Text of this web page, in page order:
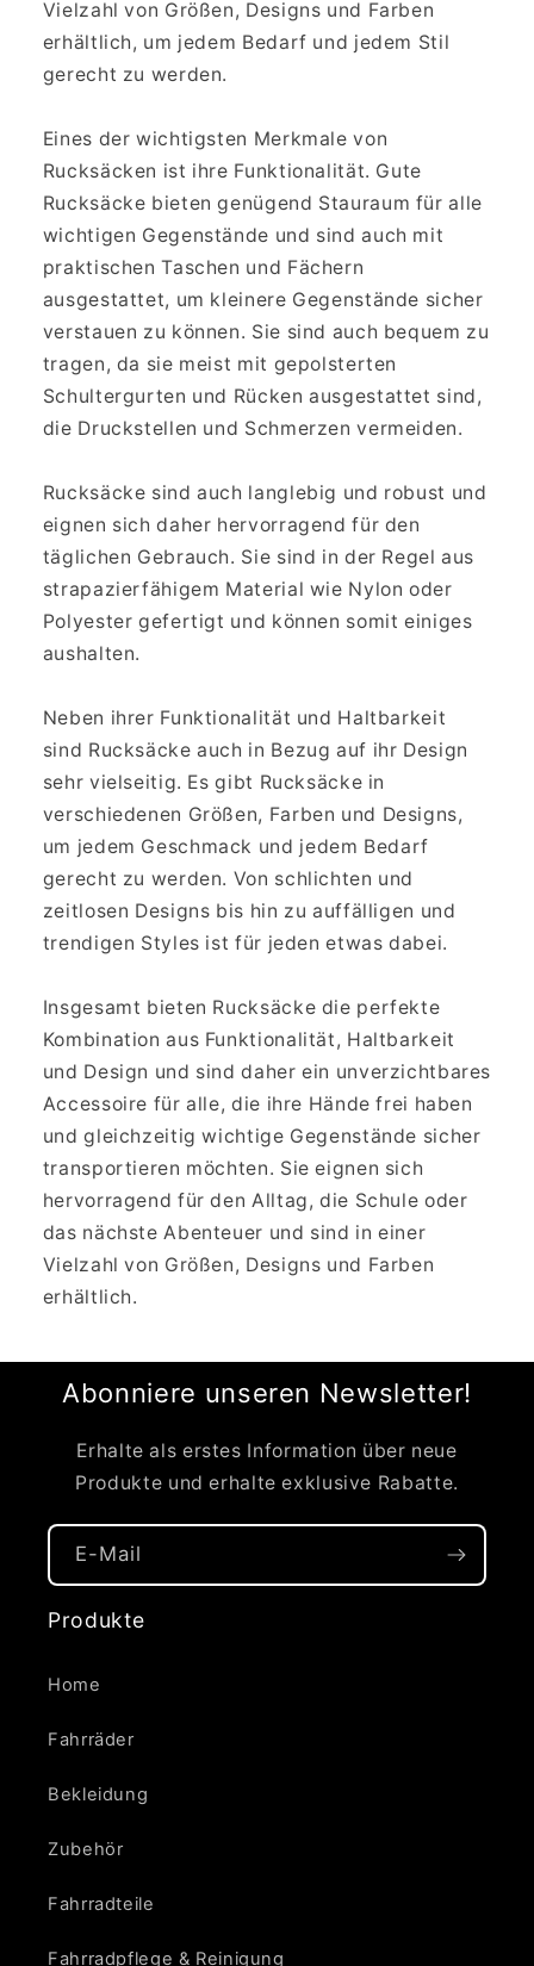
Vielzahl von Größen, Designs und Farben
erhältlich, um jedem Bedarf und jedem Stil
gerecht zu werden.
Eines der wichtigsten Merkmale von
Rucksäcken ist ihre Funktionalität. Gute
Rucksäcke bieten genügend Stauraum für alle
wichtigen Gegenstände und sind auch mit
praktischen Taschen und Fächern
ausgestattet, um kleinere Gegenstände sicher
verstauen zu können. Sie sind auch bequem zu
tragen, da sie meist mit gepolsterten
Schultergurten und Rücken ausgestattet sind,
die Druckstellen und Schmerzen vermeiden.
Rucksäcke sind auch langlebig und robust und
eignen sich daher hervorragend für den
täglichen Gebrauch. Sie sind in der Regel aus
strapazierfähigem Material wie Nylon oder
Polyester gefertigt und können somit einiges
aushalten.
Neben ihrer Funktionalität und Haltbarkeit
sind Rucksäcke auch in Bezug auf ihr Design
sehr vielseitig. Es gibt Rucksäcke in
verschiedenen Größen, Farben und Designs,
um jedem Geschmack und jedem Bedarf
gerecht zu werden. Von schlichten und
zeitlosen Designs bis hin zu auffälligen und
trendigen Styles ist für jeden etwas dabei.
Insgesamt bieten Rucksäcke die perfekte
Kombination aus Funktionalität, Haltbarkeit
und Design und sind daher ein unverzichtbares
Accessoire für alle, die ihre Hände frei haben
und gleichzeitig wichtige Gegenstände sicher
transportieren möchten. Sie eignen sich
hervorragend für den Alltag, die Schule oder
das nächste Abenteuer und sind in einer
Vielzahl von Größen, Designs und Farben
erhältlich.
Abonniere unseren Newsletter!
Erhalte als erstes Information über neue
Produkte und erhalte exklusive Rabatte.
E-Mail
Produkte
Home
Fahrräder
Bekleidung
Zubehör
Fahrradteile
Fahrradpflege & Reinigung